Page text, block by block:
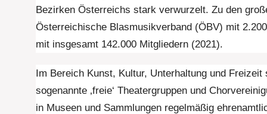
Bezirken Österreichs stark verwurzelt. Zu den
Österreichische Blasmusikverband (ÖBV) mit
mit insgesamt 142.000 Mitgliedern (2021).
Im Bereich Kunst, Kultur, Unterhaltung und
sogenannte ‚freie‘ Theatergruppen und
in Museen und Sammlungen regelmäßig